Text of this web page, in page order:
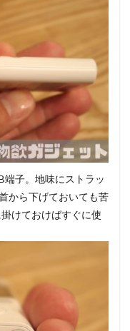
端子。地味にストラッ
から下げておいても苦
けておけばすぐに使